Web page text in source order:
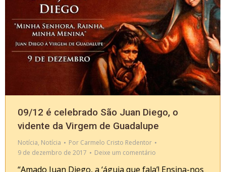
09/12 é celebrado São Juan Diego, o
vidente da Virgem de Guadalupe
Notícia, Notícia Por Carmelo Cristo Redentor
9 de dezembro de 2017
Deixe um comentário
“Amado Juan Diego, a ‘águia que fala’! Ensina-nos